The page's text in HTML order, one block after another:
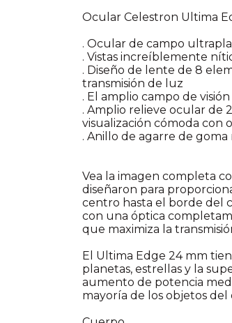
Ocular Celestron Ultima
. Ocular de campo
. Vistas increíblemente
. Diseño de lente de 8
transmisión de luz
. El amplio campo de
. Amplio relieve ocular de
visualización cómoda con
. Anillo de agarre de
Vea la imagen completa
diseñaron para
centro hasta el borde del
con una óptica
que maximiza la
El Ultima Edge 24 mm
planetas, estrellas y la
aumento de potencia
mayoría de los objetos